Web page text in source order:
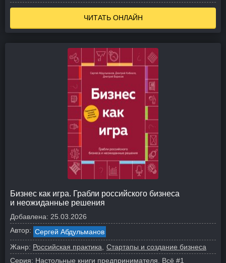
ЧИТАТЬ ОНЛАЙН
Бизнес как игра. Грабли российского бизнеса
и неожиданные решения
Добавлена: 25.03.2026
Автор: Сергей Абдульманов
Жанр: Российская практика
Стартапы и создание бизнеса
Серия: Настольные книги предпринимателя. Всё #1